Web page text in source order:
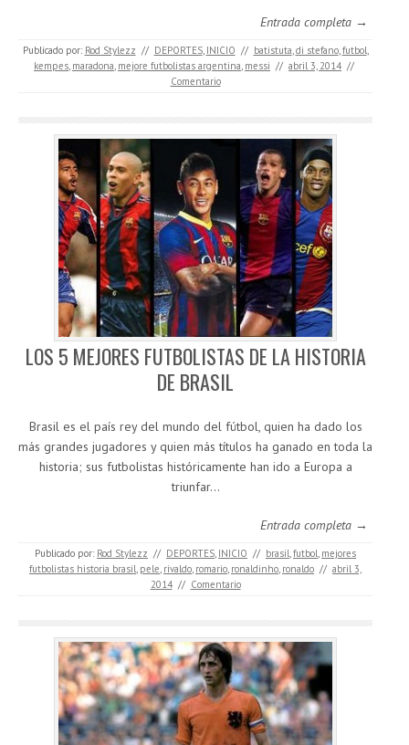
Entrada completa →
Publicado por: Rod Stylezz // DEPORTES, INICIO // batistuta,di stefano,futbol,
kempes, maradona, mejore futbolistas argentina, messi // abril 3, 2014 //
Comentario
LOS 5 MEJORES FUTBOLISTAS DE LA HISTORIA
DE BRASIL
Brasil es el país rey del mundo del fútbol, quien ha dado los
más grandes jugadores y quien más títulos ha ganado en toda la
historia; sus futbolistas históricamente han ido a Europa a
triunfar…
Entrada completa →
Publicado por: Rod Stylezz // DEPORTES, INICIO // brasil,futbol, mejores
futbolistas historia brasil, pele, rivaldo, romario, ronaldinho, ronaldo // abril 3,
2014 // Comentario